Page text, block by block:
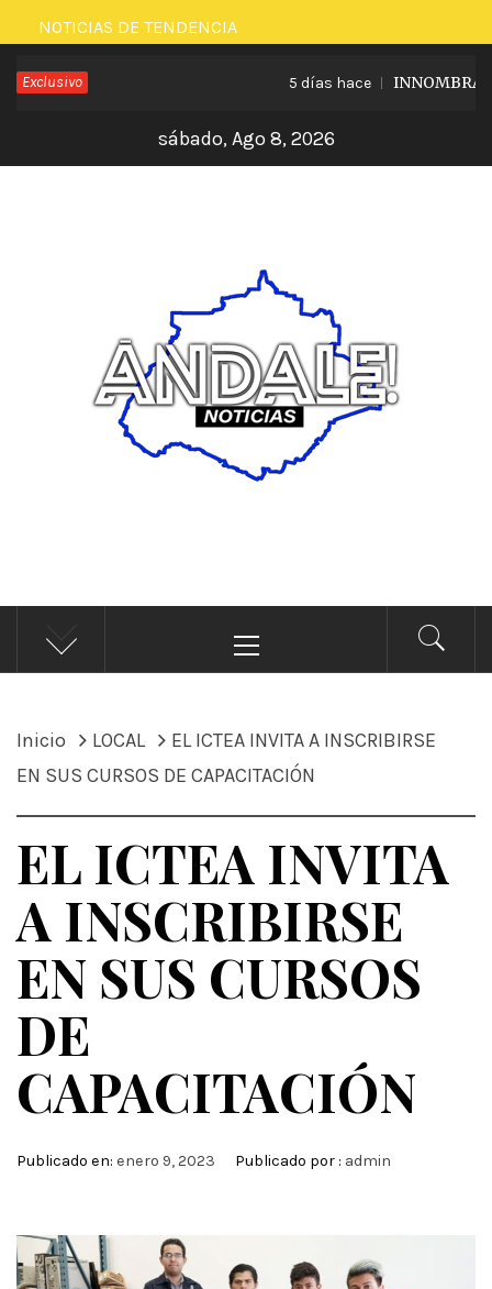
Saltar
al
contenido
NOTICIAS DE TENDENCIA
Exclusivo 5 días hace
sábado, Ago 8, 2026
ÁNDALE NOTICIAS
Noticias
principal
Inicio LOCAL
EL ICTEA INVITA A INSCRIBIRSE
EN SUS CURSOS DE CAPACITACIÓN
EL ICTEA INVITA
A INSCRIBIRSE
EN SUS CURSOS
DE
CAPACITACIÓN
Publicado en: enero 9, 2023 Publicado por : admin